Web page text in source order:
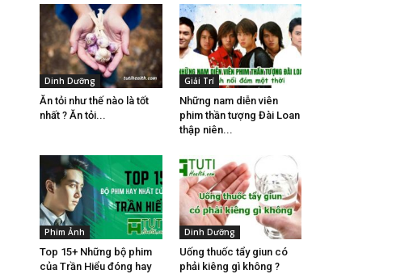
Dinh Dưỡng
Ăn tỏi như thế nào là tốt
nhất ? Ăn tỏi...
Giải Trí
Những nam diễn viên
phim thần tượng Đài Loan
thập niên...
Phim Ảnh
Top 15+ Những bộ phim
của Trần Hiểu đóng hay
Dinh Dưỡng
Uống thuốc tẩy giun có
phải kiêng gì không ?